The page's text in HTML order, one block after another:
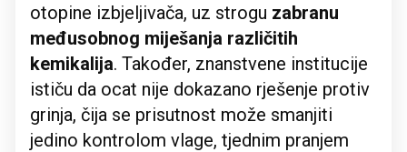
otopine izbjeljivača, uz strogu zabranu
međusobnog miješanja različitih
kemikalija. Također, znanstvene institucije
ističu da ocat nije dokazano rješenje protiv
grinja, čija se prisutnost može smanjiti
jedino kontrolom vlage, tjednim pranjem